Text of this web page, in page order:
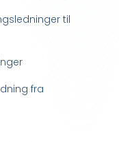
til
fra